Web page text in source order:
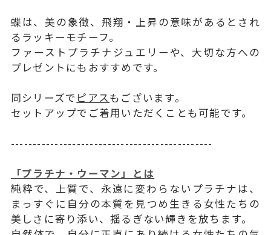
蝶は、美の象徴、飛翔・上昇の意味があるとされ
るラッキーモチーフ。
ファーストプラチナジュエリーや、大切な方への
プレゼントにもおすすめです。
同シリーズで ピアスもございます。
セットアップでご着用いただくことも可能です。
----------------------------------------------
「プラチナ・ウーマン」とは
純粋で、上質で、永遠に変わらないプラチナは、
まっすぐに自分の本質を見つめ生きる女性たちの
美しさに寄り添い、揺るぎない輝きを放ちます。